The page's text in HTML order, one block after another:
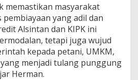
memastikan masyarakat
yang adil dan
Alsintan dan KIPK ini
tetapi juga wujud
kepada petani, UMKM,
menjadi tulang punggung
Herman.